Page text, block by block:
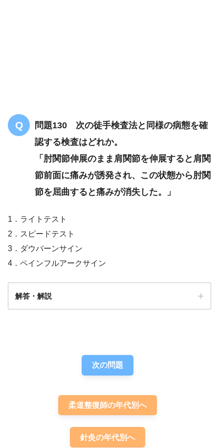
問題130 次の徒手検査法と同様の病態を確
認する検査はどれか。
「肘関節伸展のまま肩関節を伸展すると肩関
節前面に痛みが誘発され、この状態から肘関
節を屈曲すると痛みが消失した。」
1．ライトテスト
2．スピードテスト
3．ダウバーンサイン
4．ペインフルアークサイン
解答・解説
次の問題
柔道整復師の年代別へ
針灸の年代別へ